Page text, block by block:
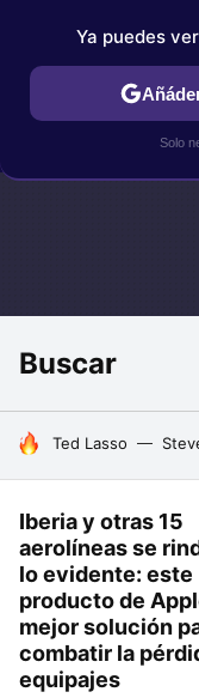
IPHONE
Buscar
HOY SE HABLA DE
Ted Lasso
Iberia y otras 15
aerolíneas se
lo evidente: este
producto de
mejor solución
combatir la
equipajes
Ya puedes
Solo